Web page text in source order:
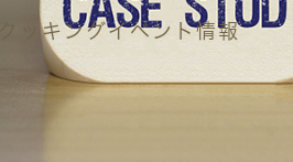
ッキングイベント情報